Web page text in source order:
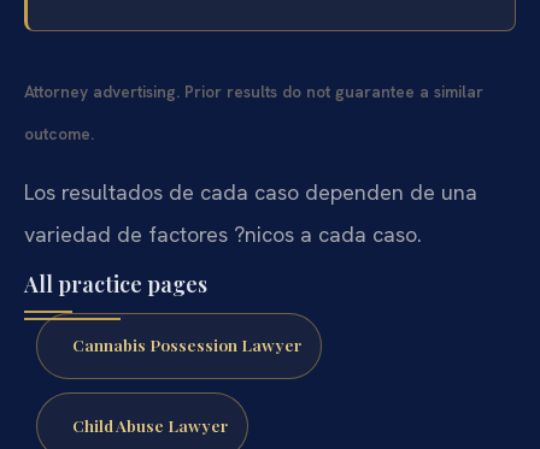
Attorney advertising. Prior results do not guarantee a similar
outcome.
Los resultados de cada caso dependen de una
variedad de factores ?nicos a cada caso.
All practice pages
Cannabis Possession Lawyer
Child Abuse Lawyer